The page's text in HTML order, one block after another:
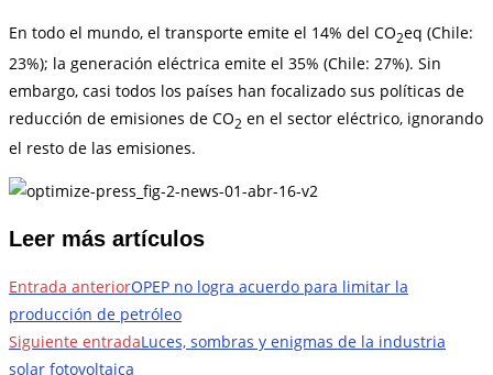
En todo el mundo, el transporte emite el 14% del CO2eq (Chile:
23%); la generación eléctrica emite el 35% (Chile: 27%). Sin
embargo, casi todos los países han focalizado sus políticas de
reducción de emisiones de CO2 en el sector eléctrico, ignorando
el resto de las emisiones.
Leer más artículos
Entrada anteriorOPEP no logra acuerdo para limitar la
producción de petróleo
Siguiente entradaLuces, sombras y enigmas de la industria
solar fotovoltaica